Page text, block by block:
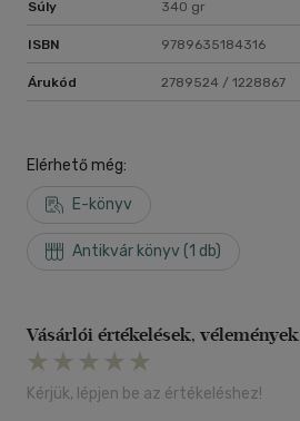
Megjelent művei:
Bagatell (2000)
Másik halál (2012)
Súly 340 gr
ISBN 9789635184316
Árukód 2789524 / 1228867
Elérhető még:
E-könyv
Antikvár könyv (1 db)
Vásárlói értékelések, vélemények
Kérjük, lépjen be az értékeléshez!